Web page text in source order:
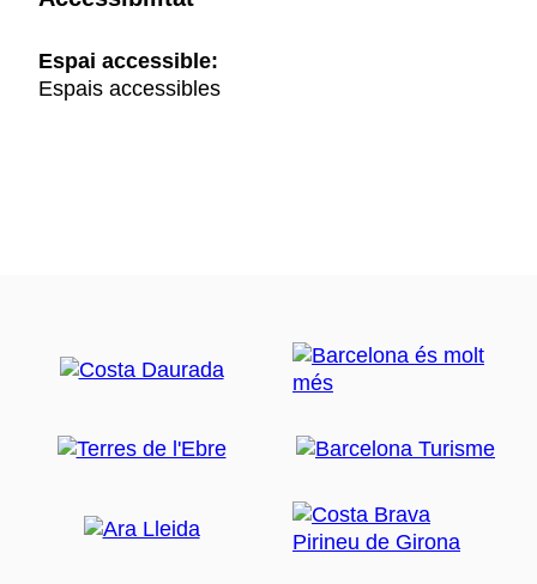
Espai accessible:
Espais accessibles